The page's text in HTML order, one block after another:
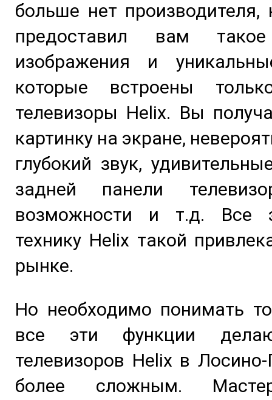
больше нет
предоставил вам
изображения и
которые встроены
телевизоры Helix. Вы
картинку на экране,
глубокий звук,
задней панели
возможности и т.д. Все
технику Helix такой
рынке.
Но необходимо понимать
все эти функции
телевизоров Helix в
более сложным.